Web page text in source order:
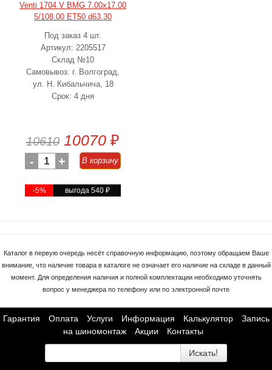
Venti 1704 V BMG 7.00x17.00
5/108.00 ET50 d63.30
Под заказ 4 шт.
Артикул: 2205517
Склад №10
Самовывоз: г. Волгоград,
ул. Н. Кибальчича, 18
Срок: 4 дня
10610 10070 ₽
- 1 + В корзину
-5% выгода 540 ₽
Каталог в первую очередь несёт справочную информацию, поэтому обращаем Ваше
внимание, что наличие товара в каталоге не означает его наличие на складе в данный
момент. Для определения наличия и полной комплектации необходимо уточнять
вопрос у менеджера по телефону или по электронной почте
Гарантия Оплата Услуги Информация Калькулятор
Запись
на шиномонтаж
Акции Контакты
Искать!